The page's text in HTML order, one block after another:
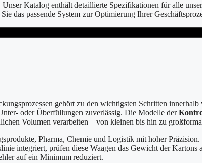
Katalog enthält detaillierte Spezifikationen für alle
das passende System zur Optimierung Ihrer
gehört zu den wichtigsten Schritten
oder Überfüllungen zuverlässig. Die Modelle der
Volumen verarbeiten – von kleinen bis hin zu
Pharma, Chemie und Logistik mit hoher
integriert, prüfen diese Waagen das Gewicht der Kartons
auf ein Minimum reduziert.